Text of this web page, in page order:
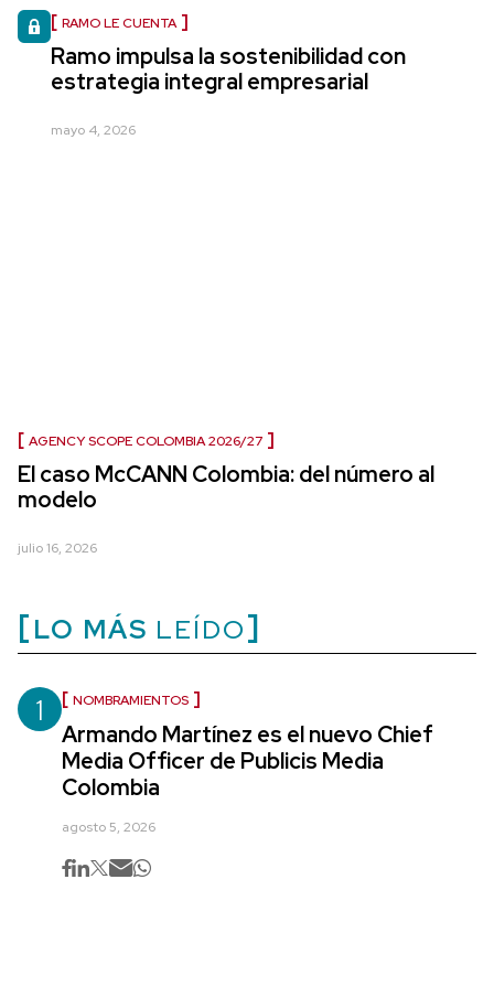
RAMO LE CUENTA
Ramo impulsa la sostenibilidad con
estrategia integral empresarial
mayo 4, 2026
AGENCY SCOPE COLOMBIA 2026/27
El caso McCANN Colombia: del número al
modelo
julio 16, 2026
LO MÁS LEÍDO
1 NOMBRAMIENTOS
Armando Martínez es el nuevo Chief
Media Officer de Publicis Media
Colombia
agosto 5, 2026